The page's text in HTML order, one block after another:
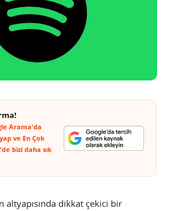
Arama'da
ve En Çok
bizi daha sık
altyapısında dikkat çekici bir